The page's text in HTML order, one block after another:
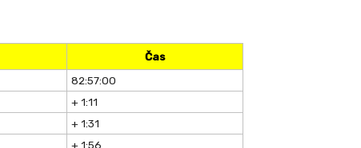
Čas
82:57:00
+ 1:11
+ 1:31
+ 1:56